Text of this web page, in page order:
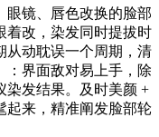
镜、唇色改换的脸部
着改，染发同时提拔时
从动耽误一个周期，清
：界面敌对易上手，除
染发结果。及时美颜 +
起来，精准阐发脸部轮